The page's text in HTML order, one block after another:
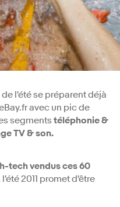
l'été se préparent déjà
avec un pic de
segmentstéléphonie &
TV & son.
tech vendus ces 60
2011 promet d'être